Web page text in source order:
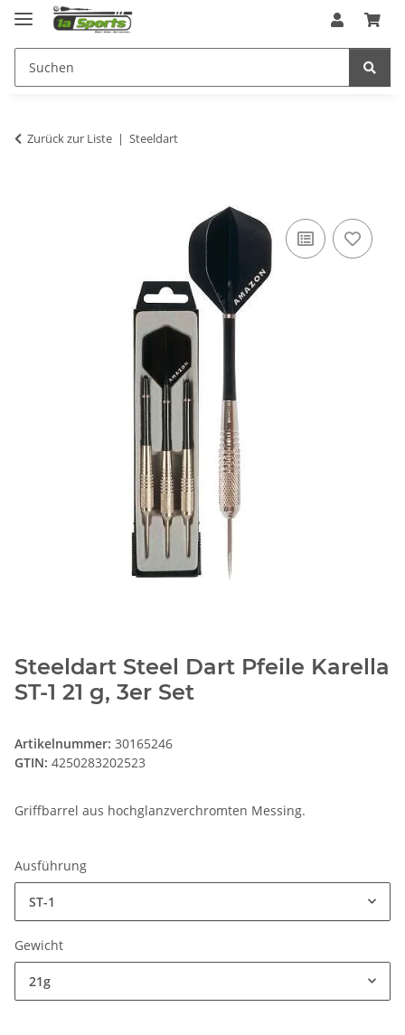
Zurück zur Liste Steeldart
Steeldart Steel Dart Pfeile Karella
ST-1 21 g, 3er Set
Artikelnummer: 30165246
GTIN: 4250283202523
Griffbarrel aus hochglanzverchromten Messing.
Ausführung
ST-1
Gewicht
21g